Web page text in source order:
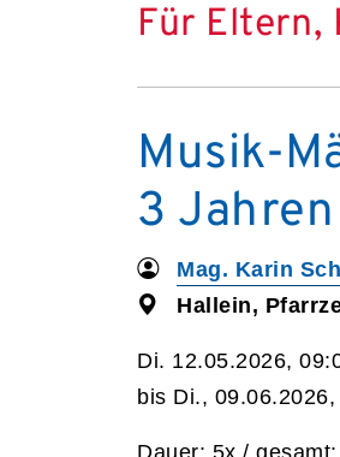
Für Eltern,
Musik-
3
Mag. Karin
Hallein,
Di. 12.05.2026,
bis Di.,
Dauer: 5x /